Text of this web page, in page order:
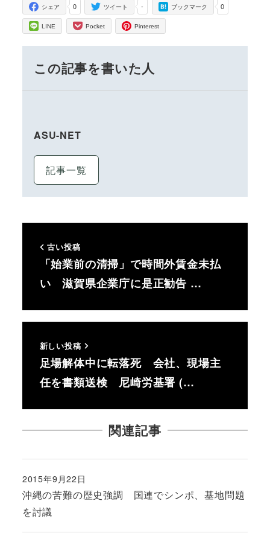
0
シェア -
ツイート 0
ブックマーク
LINE Pocket Pinterest
この記事を書いた人
ASU-NET
記事一覧
古い投稿
「始業前の清掃」で時間外賃金未払
い 滋賀県企業庁に是正勧告 …
新しい投稿
足場解体中に転落死 会社、現場主
任を書類送検 尼崎労基署 (…
関連記事
沖縄の苦難の歴史強調 国連でシンポ、基地問題
を討議
投稿日
2015年9月22日